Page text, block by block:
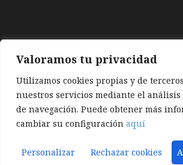
Valoramos tu privacidad
Utilizamos cookies propias y de
nuestros servicios mediante el análisis
de navegación. Puede obtener más
cambiar su configuración aquí
Personalizar Rechazar cookies
Aviso legal| Política de privacidad|